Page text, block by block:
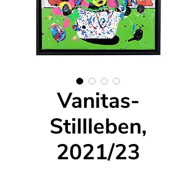
Vanitas-
Stillleben,
2021/23